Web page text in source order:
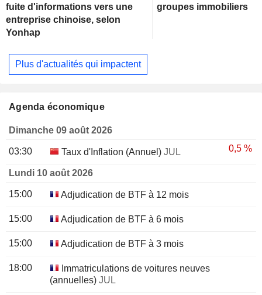
fuite d'informations vers une
entreprise chinoise, selon
Yonhap
groupes immobiliers
Plus d'actualités qui impactent
Agenda économique
Dimanche 09 août 2026
03:30 Taux d'Inflation (Annuel) JUL 0,5 %
Lundi 10 août 2026
15:00 Adjudication de BTF à 12 mois
15:00 Adjudication de BTF à 6 mois
15:00 Adjudication de BTF à 3 mois
18:00
Immatriculations de voitures neuves
(annuelles) JUL